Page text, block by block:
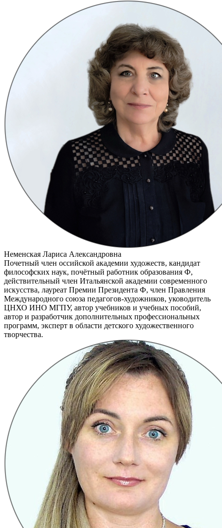
Неменская Лариса Александровна
Почетный член оссийской академии художеств, кандидат
философских наук, почётный работник образования Ф,
действительный член Итальянской академии современного
искусства, лауреат Премии Президента Ф, член Правления
Международного союза педагогов-художников, уководитель
ЦНХО ИНО МГПУ, автор учебников и учебных пособий,
автор и разработчик дополнительных профессиональных
программ, эксперт в области детского художественного
творчества.